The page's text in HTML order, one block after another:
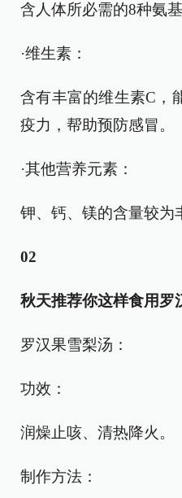
含人体所必需的8种氨基
·维生素：
含有丰富的维生素C，
疫力，帮助预防感冒。
·其他营养元素：
钾、钙、镁的含量较为
02
秋天推荐你这样食用罗
罗汉果雪梨汤：
功效：
润燥止咳、清热降火。
制作方法：